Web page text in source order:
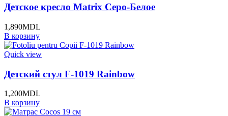
Детское кресло Matrix Серо-Белое
1,890MDL
В корзину
Quick view
Детский стул F-1019 Rainbow
1,200MDL
В корзину